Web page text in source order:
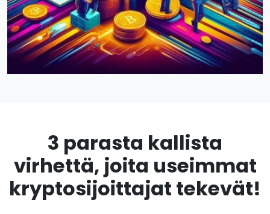
3 parasta kallista
virhettä, joita useimmat
kryptosijoittajat tekevät!